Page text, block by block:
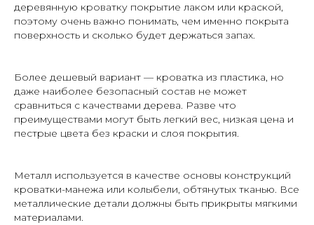
деревянную кроватку покрытие лаком или краской,
поэтому очень важно понимать, чем именно покрыта
поверхность и сколько будет держаться запах.
Более дешевый вариант — кроватка из пластика, но
даже наиболее безопасный состав не может
сравниться с качествами дерева. Разве что
преимуществами могут быть легкий вес, низкая цена и
пестрые цвета без краски и слоя покрытия.
Металл используется в качестве основы конструкций
кроватки-манежа или колыбели, обтянутых тканью. Все
металлические детали должны быть прикрыты мягкими
материалами.